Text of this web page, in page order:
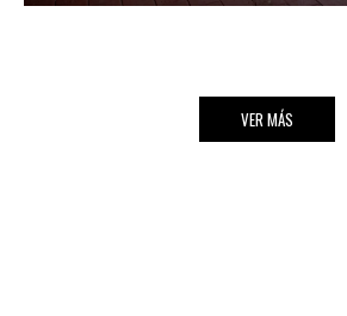
VER MÁS